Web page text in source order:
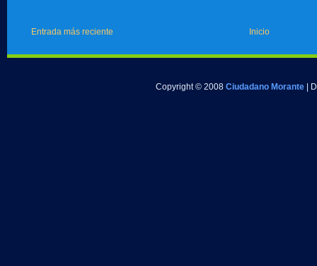
Entrada más reciente Inicio
Copyright © 2008 Ciudadano Morante |